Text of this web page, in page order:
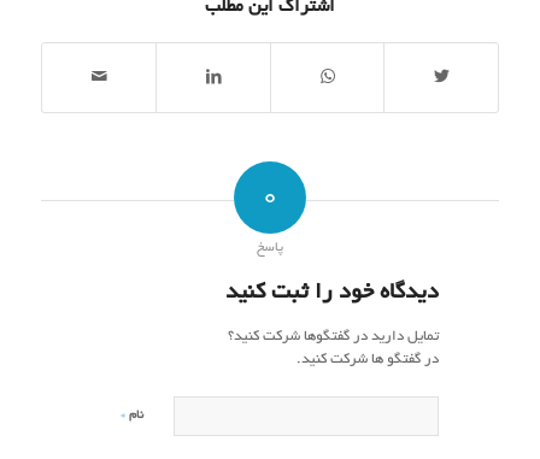
اشتراک این مطلب
0
پاسخ
دیدگاه خود را ثبت کنید
تمایل دارید در گفتگوها شرکت کنید؟
در گفتگو ها شرکت کنید.
نام *